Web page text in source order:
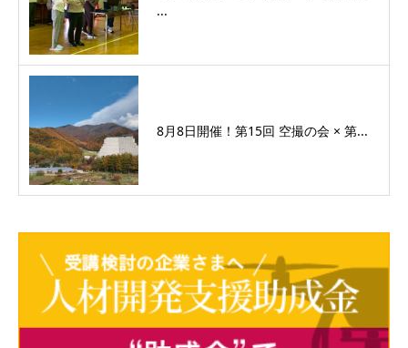
...
8月8日開催！第15回 空撮の会 × 第...